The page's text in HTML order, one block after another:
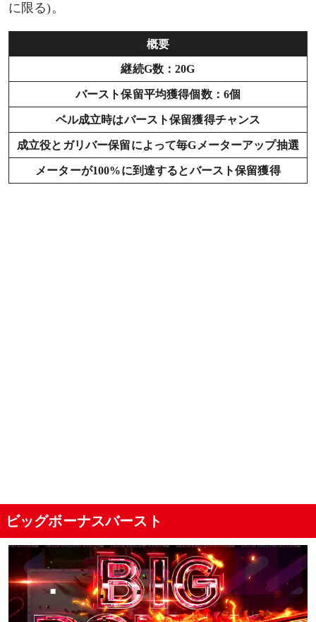
に限る)。
概要
継続G数：20G
バースト保留平均獲得個数：6個
ベル成立時はバースト保留獲得チャンス
成立役とガリバー保留によって毎Gメーターアップ抽選
メーターが100%に到達するとバースト保留獲得
ビッグボーナスバースト